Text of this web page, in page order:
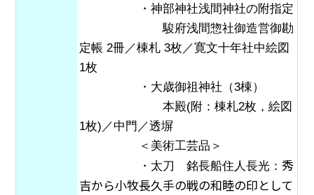
・神部神社浅間神社の附指定
駿府浅間惣社御造営御勘
定帳 2冊／棟札 3枚／寛文十年社中絵図
1枚
・大歳御祖神社（3棟）
本殿(附：棟札2枚，絵図
1枚)／中門／透塀
＜美術工芸品＞
・太刀 銘長船住人長光：秀
吉から小牧長久手の戦の和睦の印として